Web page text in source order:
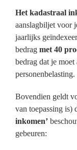
Het kadastraal
aanslagbiljet voor
jaarlijks
bedrag met 40
bedrag dat je
personenbelasting.
Bovendien geldt
van toepassing is)
inkomen’
gebeuren: